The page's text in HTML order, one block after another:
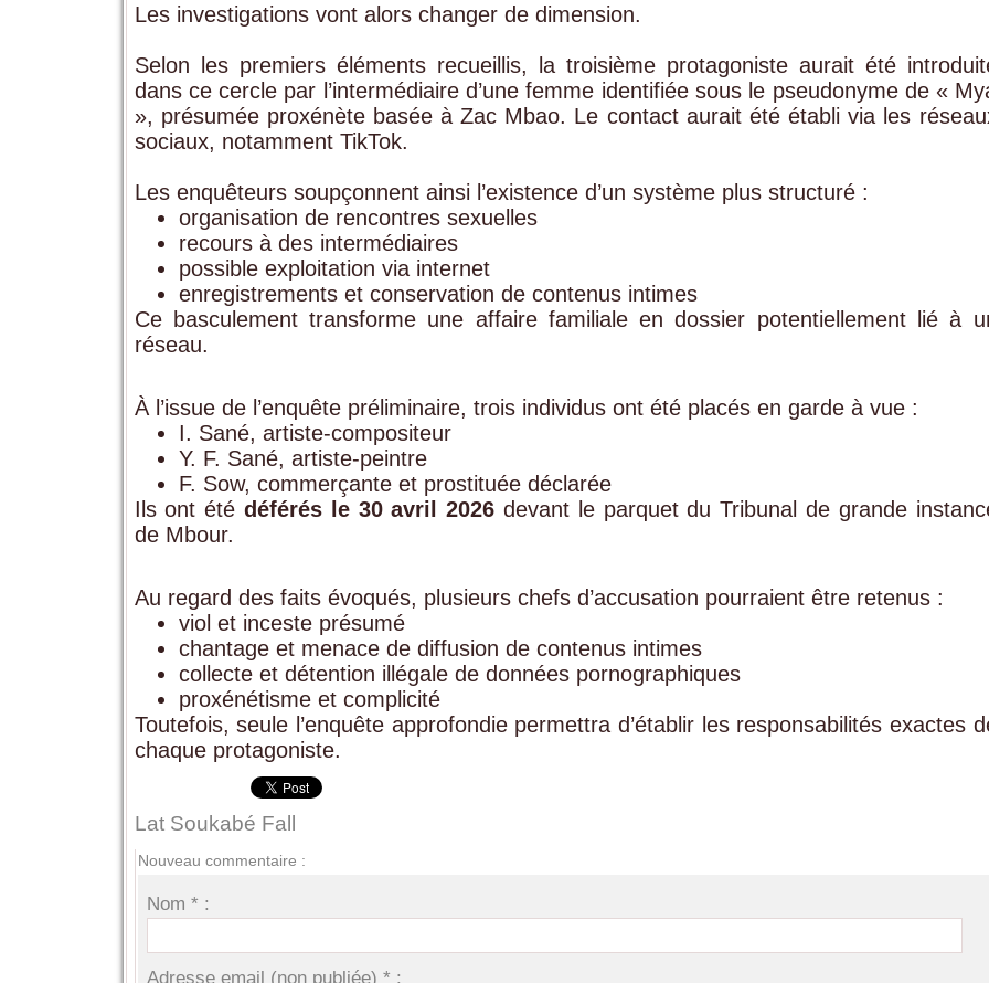
Les investigations vont alors changer de dimension.
Selon les premiers éléments recueillis, la troisième protagoniste aurait été
dans ce cercle par l’intermédiaire d’une femme identifiée sous le pseudonyme de «
», présumée proxénète basée à Zac Mbao. Le contact aurait été établi via les
sociaux, notamment TikTok.
Les enquêteurs soupçonnent ainsi l’existence d’un système plus structuré :
organisation de rencontres sexuelles
recours à des intermédiaires
possible exploitation via internet
enregistrements et conservation de contenus intimes
Ce basculement transforme une affaire familiale en dossier potentiellement lié à
réseau.
À l’issue de l’enquête préliminaire, trois individus ont été placés en garde à vue :
I. Sané, artiste-compositeur
Y. F. Sané, artiste-peintre
F. Sow, commerçante et prostituée déclarée
Ils ont été déférés le 30 avril 2026 devant le parquet du Tribunal de grande
de Mbour.
Au regard des faits évoqués, plusieurs chefs d’accusation pourraient être retenus :
viol et inceste présumé
chantage et menace de diffusion de contenus intimes
collecte et détention illégale de données pornographiques
proxénétisme et complicité
Toutefois, seule l’enquête approfondie permettra d’établir les responsabilités exactes
chaque protagoniste.
Lat Soukabé Fall
Nouveau commentaire :
Nom * :
Adresse email (non publiée) * :